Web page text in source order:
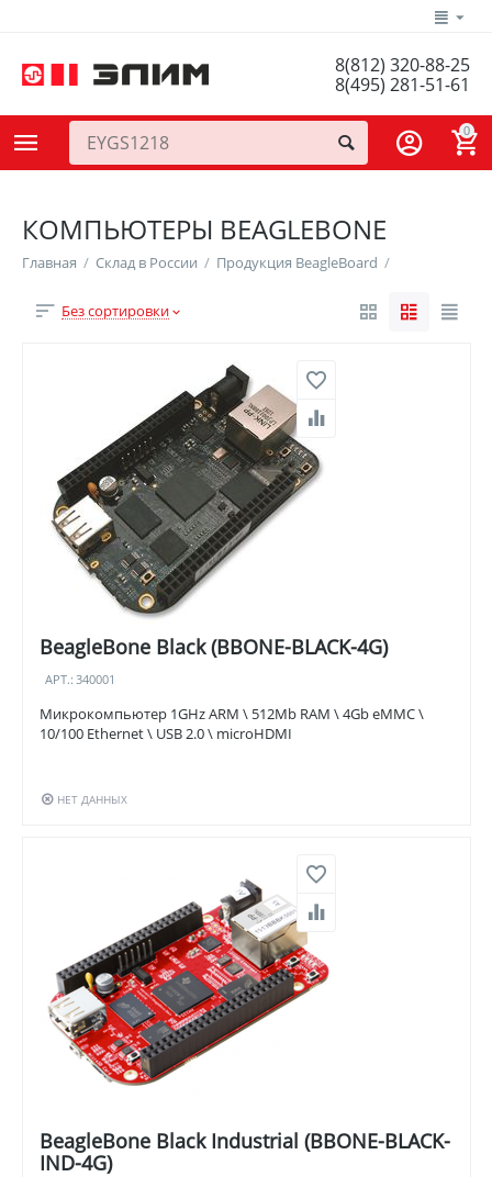
8(812) 320-88-25
8(495) 281-51-61
0
КОМПЬЮТЕРЫ BEAGLEBONE
Главная / Склад в России / Продукция BeagleBoard /
Без сортировки
BeagleBone Black (BBONE-BLACK-4G)
АРТ.: 340001
Микрокомпьютер 1GHz ARM \ 512Mb RAM \ 4Gb eMMC \
10/100 Ethernet \ USB 2.0 \ microHDMI
НЕТ ДАННЫХ
BeagleBone Black Industrial (BBONE-BLACK-
IND-4G)